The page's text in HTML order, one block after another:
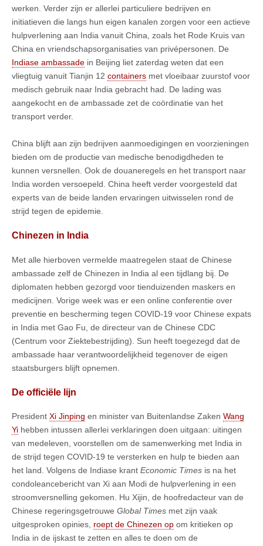
werken. Verder zijn er allerlei particuliere bedrijven en
initiatieven die langs hun eigen kanalen zorgen voor een actieve
hulpverlening aan India vanuit China, zoals het Rode Kruis van
China en vriendschapsorganisaties van privépersonen. De
Indiase ambassade in Beijing liet zaterdag weten dat een
vliegtuig vanuit Tianjin 12 containers met vloeibaar zuurstof voor
medisch gebruik naar India gebracht had. De lading was
aangekocht en de ambassade zet de coördinatie van het
transport verder.
China blijft aan zijn bedrijven aanmoedigingen en voorzieningen
bieden om de productie van medische benodigdheden te
kunnen versnellen. Ook de douaneregels en het transport naar
India worden versoepeld. China heeft verder voorgesteld dat
experts van de beide landen ervaringen uitwisselen rond de
strijd tegen de epidemie.
Chinezen in India
Met alle hierboven vermelde maatregelen staat de Chinese
ambassade zelf de Chinezen in India al een tijdlang bij. De
diplomaten hebben gezorgd voor tienduizenden maskers en
medicijnen. Vorige week was er een online conferentie over
preventie en bescherming tegen COVID-19 voor Chinese expats
in India met Gao Fu, de directeur van de Chinese CDC
(Centrum voor Ziektebestrijding). Sun heeft toegezegd dat de
ambassade haar verantwoordelijkheid tegenover de eigen
staatsburgers blijft opnemen.
De officiële lijn
President Xi Jinping en minister van Buitenlandse Zaken Wang
Yi hebben intussen allerlei verklaringen doen uitgaan: uitingen
van medeleven, voorstellen om de samenwerking met India in
de strijd tegen COVID-19 te versterken en hulp te bieden aan
het land. Volgens de Indiase krant Economic Times is na het
condoleancebericht van Xi aan Modi de hulpverlening in een
stroomversnelling gekomen. Hu Xijin, de hoofredacteur van de
Chinese regeringsgetrouwe Global Times met zijn vaak
uitgesproken opinies, roept de Chinezen op om kritieken op
India in de ijskast te zetten en alles te doen om de